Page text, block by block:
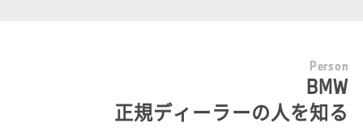
Person
BMW
正規ディーラーの人を知る